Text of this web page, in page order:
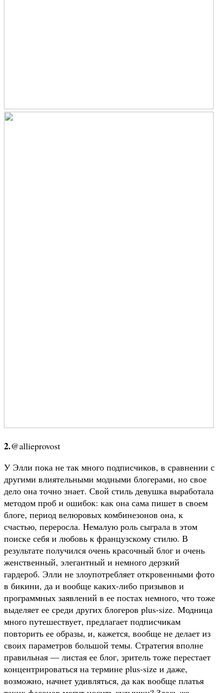
2.@allieprovost
У Элли пока не так много подписчиков, в сравнении с
другими влиятельными модными блогерами, но свое
дело она точно знает. Свой стиль девушка выработала
методом проб и ошибок: как она сама пишет в своем
блоге, период велюровых комбинезонов она, к
счастью, переросла. Немалую роль сыграла в этом
поиске себя и любовь к французскому стилю. В
результате получился очень красочный блог и очень
женственный, элегантный и немного дерзкий
гардероб. Элли не злоупотребляет откровенными фото
в бикини, да и вообще каких-либо призывов и
программных заявлений в ее постах немного, что тоже
выделяет ее среди других блогеров plus-size. Модница
много путешествует, предлагает подписчикам
повторить ее образы, и, кажется, вообще не делает из
своих параметров большой темы. Стратегия вполне
правильная — листая ее блог, зритель тоже перестает
концентрироваться на термине plus-size и даже,
возможно, начнет удивляться, да как вообще платья